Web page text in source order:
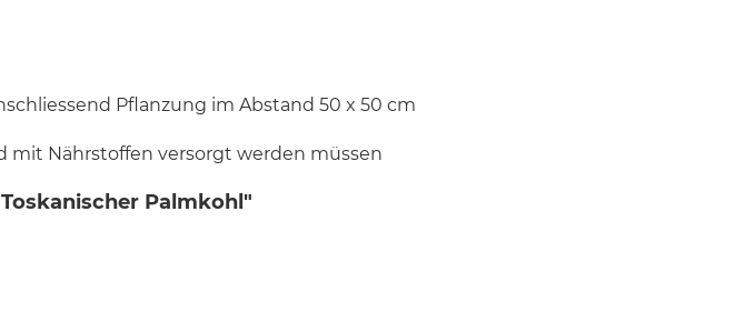
Pflanzung im Abstand 50 x 50 cm
mit Nährstoffen versorgt werden müssen
Palmkohl"